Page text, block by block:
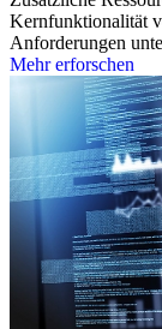
Kernfunktionalität
Anforderungen
Mehr erforschen